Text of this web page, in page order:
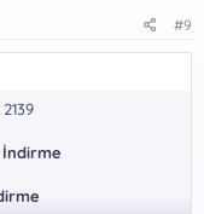
#9
İndirme